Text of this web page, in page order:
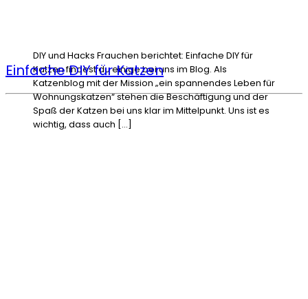
DIY und Hacks Frauchen berichtet: Einfache DIY für
Katzen findest du einige bei uns im Blog. Als
Katzenblog mit der Mission „ein spannendes Leben für
Wohnungskatzen“ stehen die Beschäftigung und der
Spaß der Katzen bei uns klar im Mittelpunkt. Uns ist es
wichtig, dass auch […]
Einfache DIY für Katzen